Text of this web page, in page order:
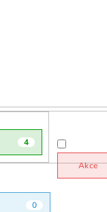
r
d
u
4
Akce
0